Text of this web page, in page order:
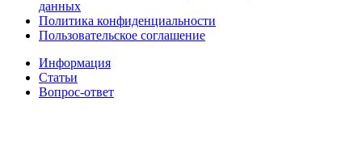
данных
Политика конфиденциальности
Пользовательское соглашение
Информация
Статьи
Вопрос-ответ